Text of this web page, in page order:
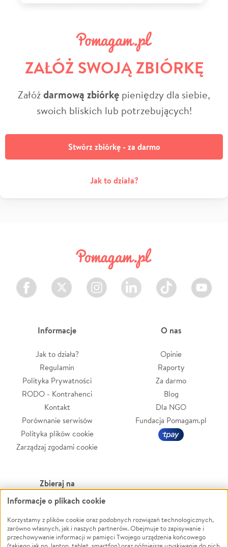
ZAŁÓŻ SWOJĄ ZBIÓRKĘ
Załóżdarmową zbiórkę pieniędzy dla siebie,
swoich bliskich lub potrzebujących!
Stwórz zbiórkę - za darmo
Jak to działa?
Facebook Twitter Instagram LinkedIn TikTok Youtube
Informacje
Jak to działa?
Regulamin
Polityka Prywatności
RODO - Kontrahenci
Kontakt
Porównanie serwisów
Polityka plików cookie
Zarządzaj zgodami cookie
O nas
Opinie
Raporty
Za darmo
Blog
Dla NGO
Fundacja Pomagam.pl
Zbieraj na
Leczenie
Zwierzęta
Pożar
Powódź
Wichura
Informacje o plikach cookie
Korzystamy z plików cookie oraz podobnych rozwiązań technologicznych,
zarówno własnych, jak i naszych partnerów. Obejmuje to zapisywanie i
przechowywanie informacji w pamięci Twojego urządzenia końcowego